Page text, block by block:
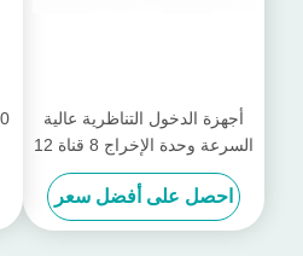
أجهزة الدخول التناظرية عالية
السرعة وحدة الإخراج 8 قناة 12
بت دخل التناظرية الحالية EX-
4418
احصل على أفضل سعر